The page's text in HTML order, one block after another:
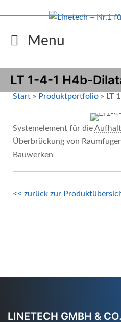
Menu
LT 1-4-1 H4b-
Start » Produktportfolio » LT
Systemelement für die
Überbrückung von
Bauwerken
<< zurück zur
LINETECH GMBH &